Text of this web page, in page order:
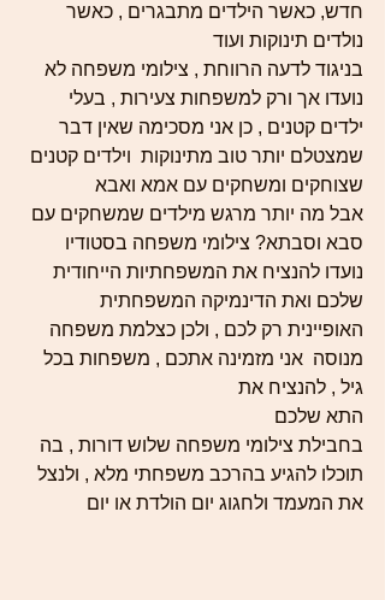
חדש, כאשר הילדים מתבגרים , כאשר
נולדים תינוקות ועוד
בניגוד לדעה הרווחת , צילומי משפחה לא
נועדו אך ורק למשפחות צעירות , בעלי
ילדים קטנים , כן אני מסכימה שאין דבר
שמצטלם יותר טוב מתינוקות  וילדים קטנים
שצוחקים ומשחקים עם אמא ואבא
אבל מה יותר מרגש מילדים שמשחקים עם
סבא וסבתא? צילומי משפחה בסטודיו
נועדו להנציח את המשפחתיות הייחודית
שלכם ואת הדינמיקה המשפחתית
האופיינית רק לכם , ולכן כצלמת משפחה
מנוסה  אני מזמינה אתכם , משפחות בכל
גיל , להנציח את
התא שלכם
בחבילת צילומי משפחה שלוש דורות , בה
תוכלו להגיע בהרכב משפחתי מלא , ולנצל
את המעמד ולחגוג יום הולדת או יום